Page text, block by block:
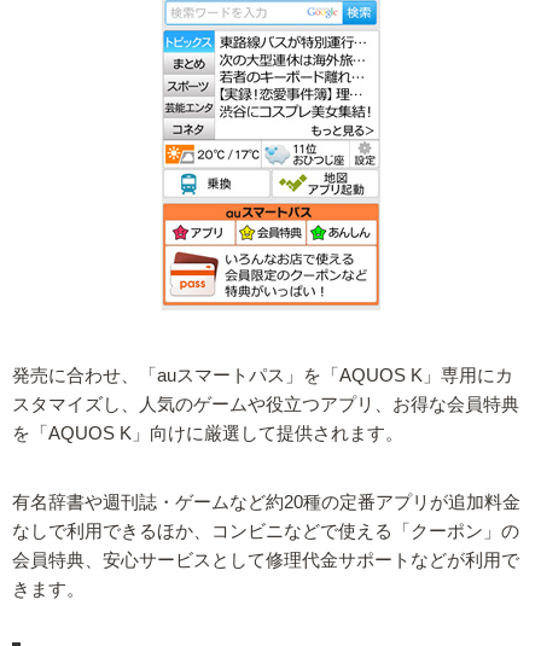
発売に合わせ、「auスマートパス」を「AQUOS K」専用にカ
スタマイズし、人気のゲームや役立つアプリ、お得な会員特典
を「AQUOS K」向けに厳選して提供されます。
有名辞書や週刊誌・ゲームなど約20種の定番アプリが追加料金
なしで利用できるほか、コンビニなどで使える「クーポン」の
会員特典、安心サービスとして修理代金サポートなどが利用で
きます。